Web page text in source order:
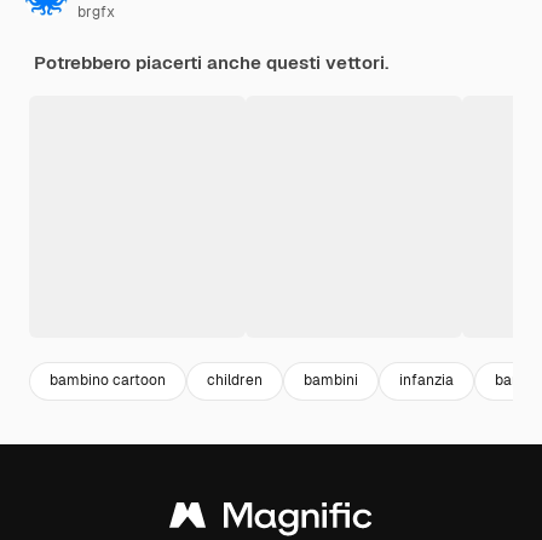
brgfx
Potrebbero piacerti anche questi vettori.
bambino cartoon children bambini infanzia